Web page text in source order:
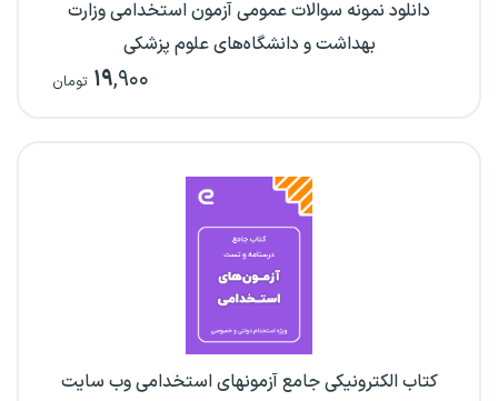
دانلود نمونه سوالات عمومی آزمون استخدامی وزارت
بهداشت و دانشگاه‌های علوم پزشکی
۱۹,۹۰۰ تومان
کتاب الکترونیکی جامع آزمونهای استخدامی وب سایت